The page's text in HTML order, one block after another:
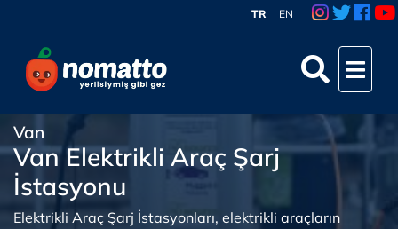
TR EN
Van
Van Elektrikli Araç Şarj
İstasyonu
Elektrikli Araç Şarj İstasyonları, elektrikli araçların